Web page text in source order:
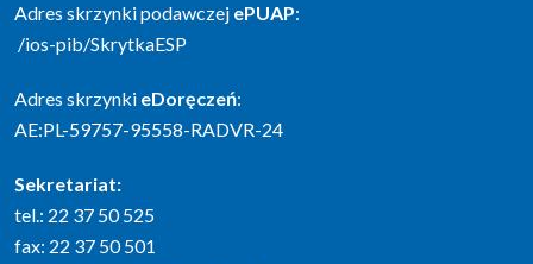
Adres skrzynki podawczej ePUAP:
/ios-pib/SkrytkaESP
Adres skrzynki eDoręczeń:
AE:PL-59757-95558-RADVR-24
Sekretariat:
tel.: 22 37 50 525
fax: 22 37 50 501